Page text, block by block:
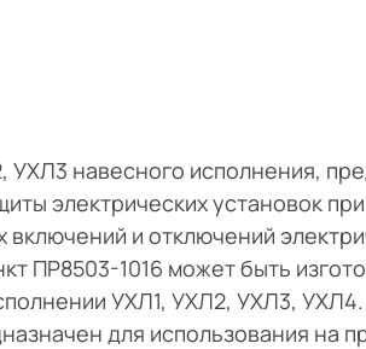
навесного исполнения,
электрических установок
и отключений
ПР8503-1016 может быть
УХЛ1, УХЛ2, УХЛ3, УХЛ4.
для использования на